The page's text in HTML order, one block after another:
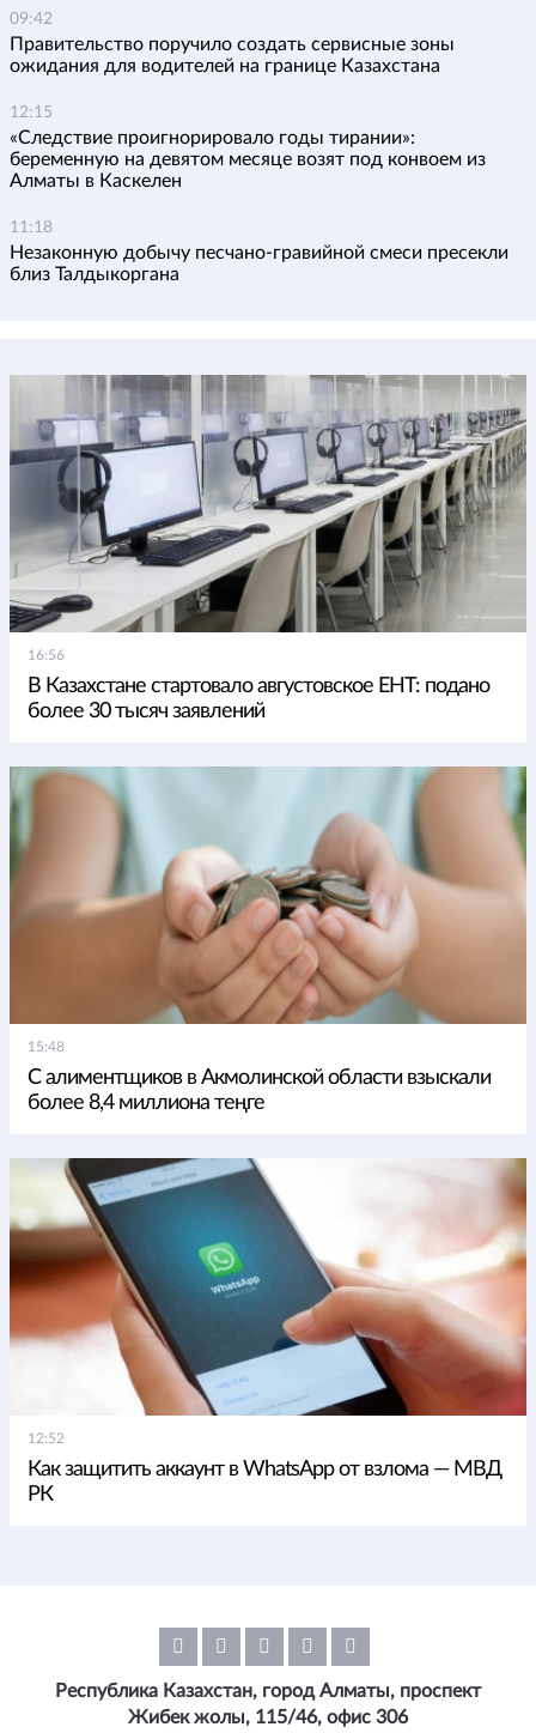
09:42
Правительство поручило создать сервисные зоны
ожидания для водителей на границе Казахстана
12:15
«Следствие проигнорировало годы тирании»:
беременную на девятом месяце возят под конвоем из
Алматы в Каскелен
11:18
Незаконную добычу песчано-гравийной смеси пресекли
близ Талдыкоргана
16:56
В Казахстане стартовало августовское ЕНТ: подано
более 30 тысяч заявлений
15:48
С алиментщиков в Акмолинской области взыскали
более 8,4 миллиона теңге
12:52
Как защитить аккаунт в WhatsApp от взлома — МВД
РК
Республика Казахстан, город Алматы, проспект
Жибек жолы, 115/46, офис 306